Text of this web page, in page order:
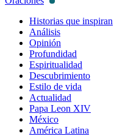
Historias que inspiran
Análisis
Opinión
Profundidad
Espiritualidad
Descubrimiento
Estilo de vida
Actualidad
Papa Leon XIV
México
América Latina